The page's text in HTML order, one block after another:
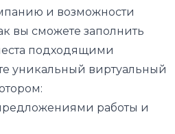
и возможности
вы сможете заполнить
подходящими
уникальный виртуальный
работы и